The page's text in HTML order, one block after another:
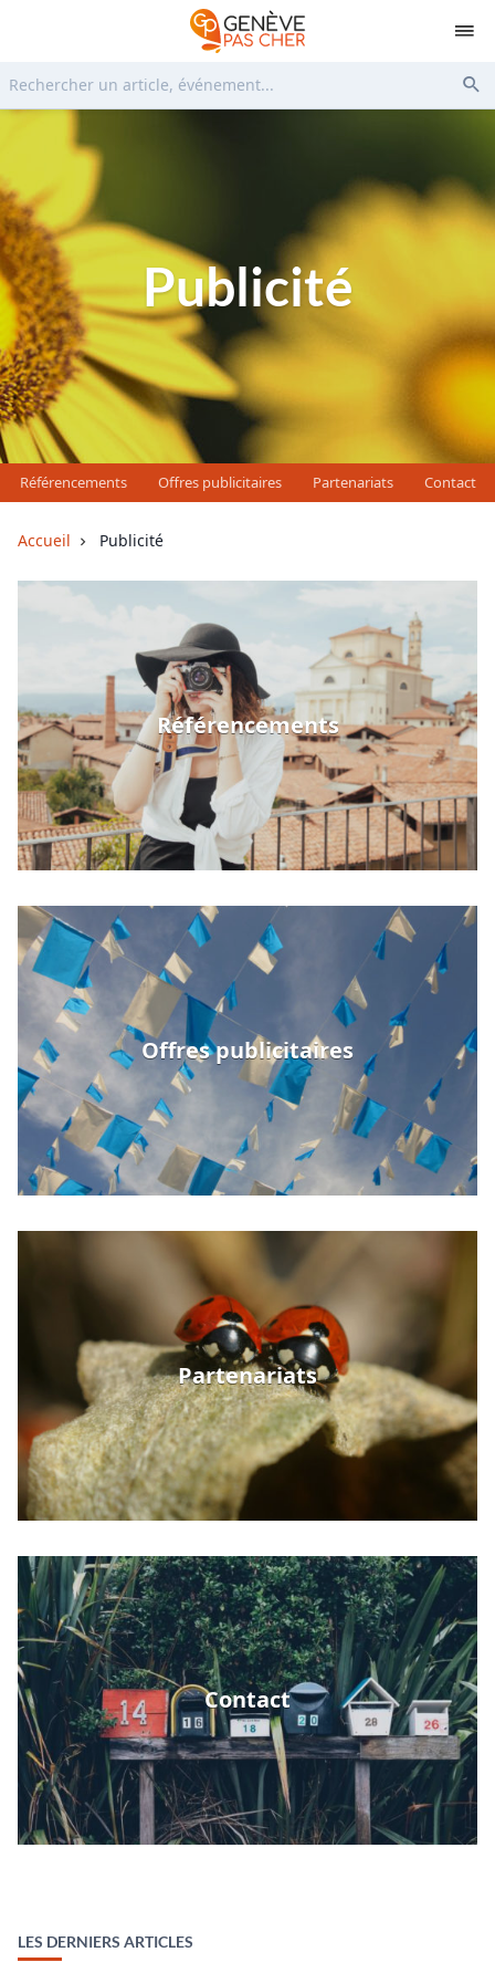
Publicité
Référencements Offres publicitaires Partenariats Contact
Accueil Publicité
Référencements
Offres publicitaires
Partenariats
Contact
LES DERNIERS ARTICLES